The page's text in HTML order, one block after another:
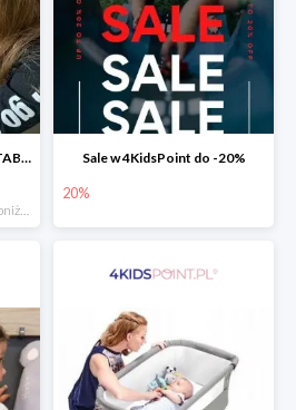
MAPED PODŚWIETLANA TABLICA DO RYSOWANIA LUMI BOARD CREATIV -21% Sale w 4KidsPoint do -20%
20%